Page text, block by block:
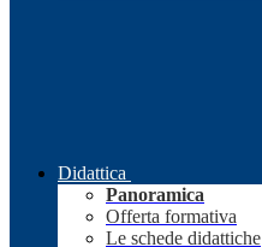
Didattica
Panoramica
Offerta formativa
Le schede didattiche